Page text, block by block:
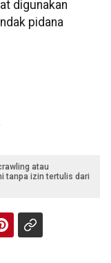
digunakan
pidana
atau
tanpa izin tertulis dari